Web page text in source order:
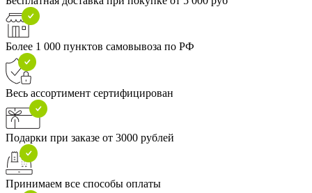
Более 1 000 пунктов самовывоза по РФ
Весь ассортимент сертифицирован
Подарки при заказе от 3000 рублей
Принимаем все способы оплаты